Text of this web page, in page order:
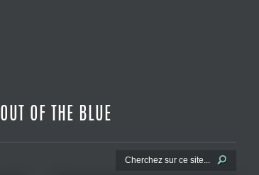
OUT OF THE BLUE